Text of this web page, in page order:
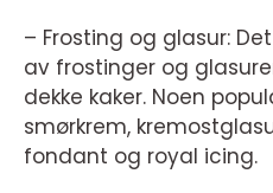
– Frosting og glasur:
av frostinger og
dekke kaker. Noen
smørkrem,
fondant og royal icing.